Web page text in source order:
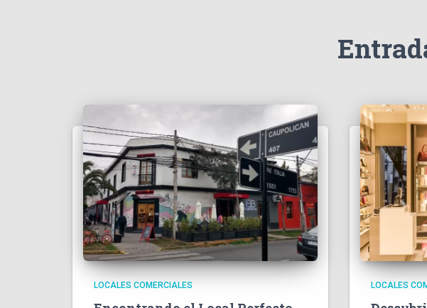
LOCALES COMERCIALES LOCALES